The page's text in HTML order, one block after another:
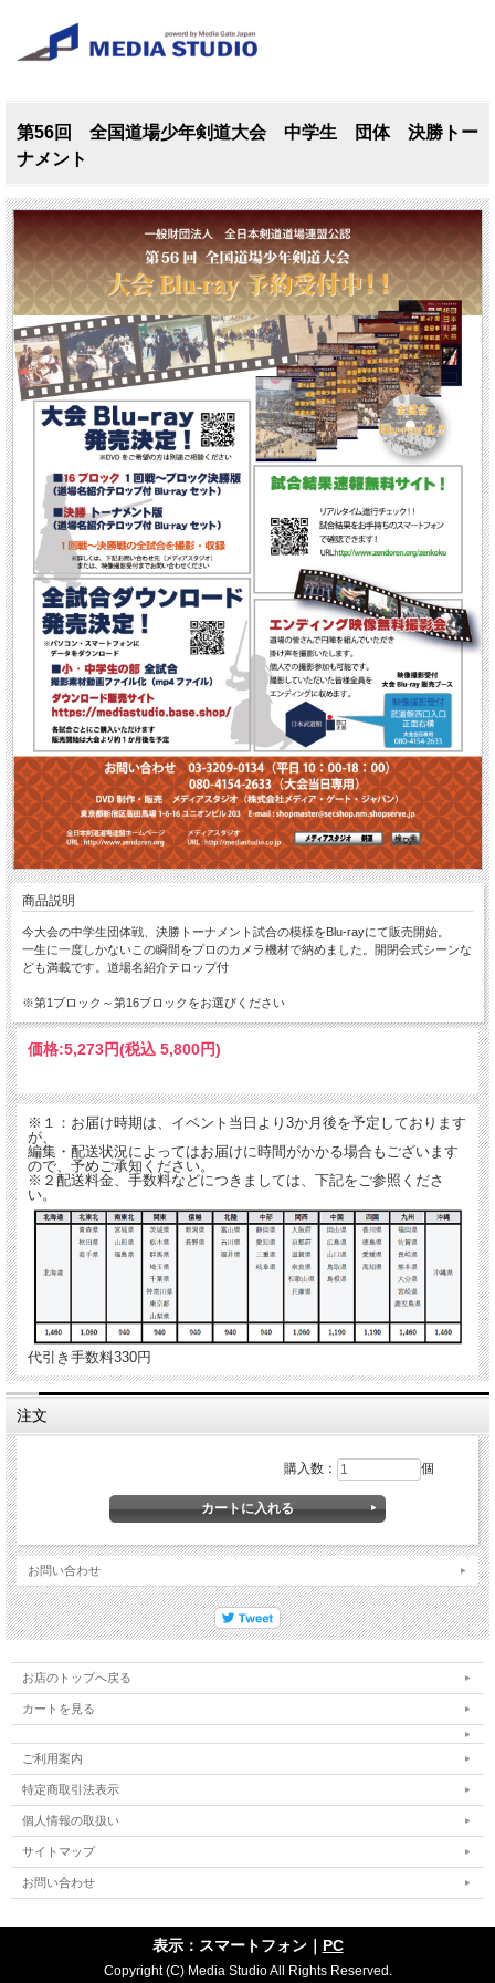
第56回 全国道場少年剣道大会 中学生 団体 決勝トー
ナメント
商品説明
今大会の中学生団体戦、決勝トーナメント試合の模様をBlu-rayにて販売開始。
一生に一度しかないこの瞬間をプロのカメラ機材で納めました。開閉会式シーンな
ども満載です。道場名紹介テロップ付
※第1ブロック～第16ブロックをお選びください
価格:5,273円(税込 5,800円)
※１：お届け時期は、イベント当日より3か月後を予定しております
が、
編集・配送状況によってはお届けに時間がかかる場合もございます
ので、予めご承知ください。
※２配送料金、手数料などにつきましては、下記をご参照くださ
い。
代引き手数料330円
注文
購入数： 個
お問い合わせ
お店のトップへ戻る
カートを見る
ご利用案内
特定商取引法表示
個人情報の取扱い
サイトマップ
お問い合わせ
表示：スマートフォン｜ PC
Copyright (C) Media Studio All Rights Reserved.